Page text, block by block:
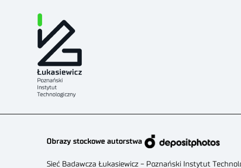
Obrazy stockowe autorstwa
Sieć Badawcza Łukasiewicz - Poznański Instytut